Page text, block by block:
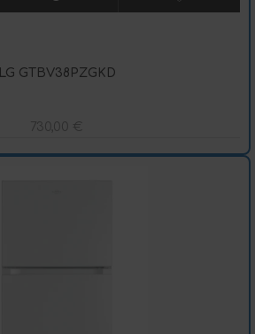
LG GTBV38PZGKD
730,00 €